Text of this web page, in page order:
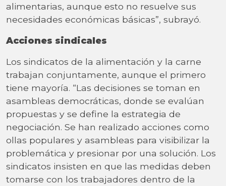
alimentarias, aunque esto no resuelve sus
necesidades económicas básicas”, subrayó.
Acciones sindicales
Los sindicatos de la alimentación y la carne
trabajan conjuntamente, aunque el primero
tiene mayoría. “Las decisiones se toman en
asambleas democráticas, donde se evalúan
propuestas y se define la estrategia de
negociación. Se han realizado acciones como
ollas populares y asambleas para visibilizar la
problemática y presionar por una solución. Los
sindicatos insisten en que las medidas deben
tomarse con los trabajadores dentro de la